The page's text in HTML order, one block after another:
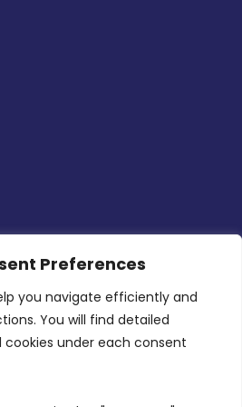
Preferences
you navigate efficiently and
You will find detailed
under each consent
Centre, Triq l-